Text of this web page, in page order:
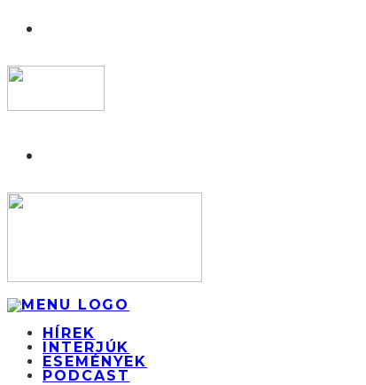
HÍREK
INTERJÚK
ESEMÉNYEK
PODCAST